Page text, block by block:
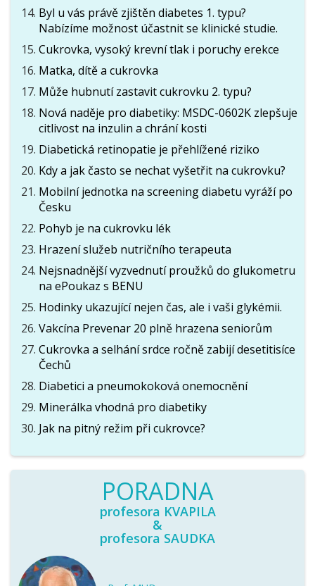
Byl u vás právě zjištěn diabetes 1. typu?
Nabízíme možnost účastnit se klinické studie.
Cukrovka, vysoký krevní tlak i poruchy erekce
Matka, dítě a cukrovka
Může hubnutí zastavit cukrovku 2. typu?
Nová naděje pro diabetiky: MSDC-0602K zlepšuje
citlivost na inzulin a chrání kosti
Diabetická retinopatie je přehlížené riziko
Kdy a jak často se nechat vyšetřit na cukrovku?
Mobilní jednotka na screening diabetu vyráží po
Česku
Pohyb je na cukrovku lék
Hrazení služeb nutričního terapeuta
Nejsnadnější vyzvednutí proužků do glukometru
na ePoukaz s BENU
Hodinky ukazující nejen čas, ale i vaši glykémii.
Vakcína Prevenar 20 plně hrazena seniorům
Cukrovka a selhání srdce ročně zabijí desetitisíce
Čechů
Diabetici a pneumokoková onemocnění
Minerálka vhodná pro diabetiky
Jak na pitný režim při cukrovce?
PORADNA
profesora KVAPILA
&
profesora SAUDKA